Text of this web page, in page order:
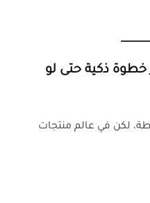
لماذا استخدام كود خصم JB خطوة ذكية حتى لو
نسبة بسيطة، لكن في عالم منتجات